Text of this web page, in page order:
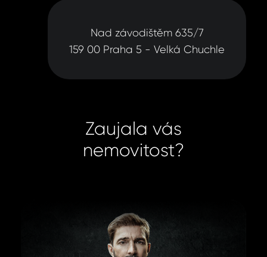
Nad závodištěm 635/7
159 00 Praha 5 - Velká Chuchle
Zaujala vás
nemovitost?